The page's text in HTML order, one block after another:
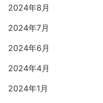
2024年8月
2024年7月
2024年6月
2024年4月
2024年1月